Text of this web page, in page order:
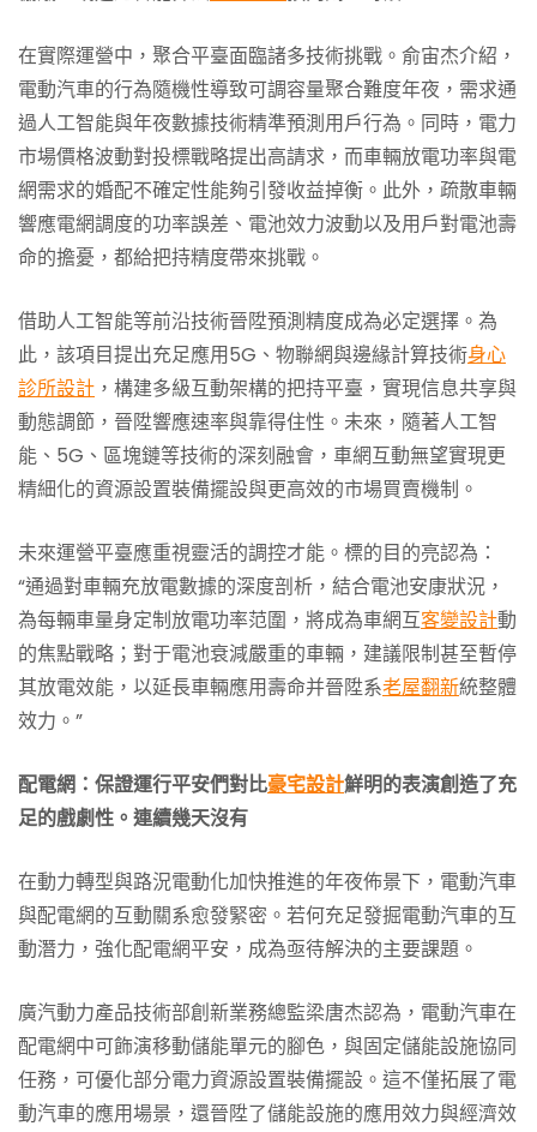
在實際運營中，聚合平臺面臨諸多技術挑戰。俞宙杰介紹，
電動汽車的行為隨機性導致可調容量聚合難度年夜，需求通
過人工智能與年夜數據技術精準預測用戶行為。同時，電力
市場價格波動對投標戰略提出高請求，而車輛放電功率與電
網需求的婚配不確定性能夠引發收益掉衡。此外，疏散車輛
響應電網調度的功率誤差、電池效力波動以及用戶對電池壽
命的擔憂，都給把持精度帶來挑戰。
借助人工智能等前沿技術晉陞預測精度成為必定選擇。為
此，該項目提出充足應用5G、物聯網與邊緣計算技術身心
診所設計 ，構建多級互動架構的把持平臺，實現信息共享與
動態調節，晉陞響應速率與靠得住性。未來，隨著人工智
能、5G、區塊鏈等技術的深刻融會，車網互動無望實現更
精細化的資源設置裝備擺設與更高效的市場買賣機制。
未來運營平臺應重視靈活的調控才能。標的目的亮認為：
“通過對車輛充放電數據的深度剖析，結合電池安康狀況，
為每輛車量身定制放電功率范圍，將成為車網互客變設計動
的焦點戰略；對于電池衰減嚴重的車輛，建議限制甚至暫停
其放電效能，以延長車輛應用壽命并晉陞系老屋翻新統整體
效力。”
配電網：保證運行平安們對比豪宅設計鮮明的表演創造了充
足的戲劇性。連續幾天沒有
在動力轉型與路況電動化加快推進的年夜佈景下，電動汽車
與配電網的互動關系愈發緊密。若何充足發掘電動汽車的互
動潛力，強化配電網平安，成為亟待解決的主要課題。
廣汽動力產品技術部創新業務總監梁唐杰認為，電動汽車在
配電網中可飾演移動儲能單元的腳色，與固定儲能設施協同
任務，可優化部分電力資源設置裝備擺設。這不僅拓展了電
動汽車的應用場景，還晉陞了儲能設施的應用效力與經濟效